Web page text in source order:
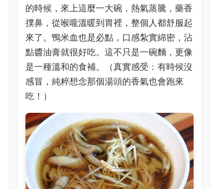
的時候，來上這麼一大碗，熱氣蒸騰，藥香
撲鼻，從喉嚨溫暖到胃裡，整個人都舒服起
來了。鴨米血也是必點，口感紮實綿密，沾
點醬油膏就很好吃。這不只是一碗麵，更像
是一種溫和的食補。（真實感受：有時候沒
感冒，純粹想念那個湯頭的香氣也會跑來
吃！）